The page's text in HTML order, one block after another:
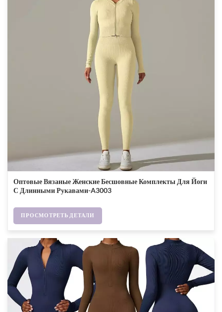
Оптовые Вязаные Женские Бесшовные Комплекты Для Йоги
С Длинными Рукавами-A3003
ПРОСМОТРЕТЬ ДЕТАЛИ